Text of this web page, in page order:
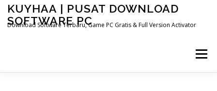
Skip
content
KUYHAA | PUSAT DOWNLOAD
SOFTWARE PC
Download Software Terbaru, Game PC Gratis & Full Version Activator
Menu